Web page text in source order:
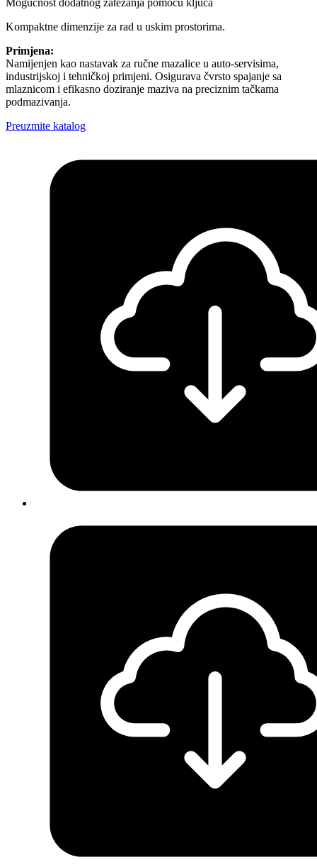
Mogućnost dodatnog zatezanja pomoću ključa
Kompaktne dimenzije za rad u uskim prostorima.
Primjena:
Namijenjen kao nastavak za ručne mazalice u auto-servisima,
industrijskoj i tehničkoj primjeni. Osigurava čvrsto spajanje sa
mlaznicom i efikasno doziranje maziva na preciznim tačkama
podmazivanja.
Preuzmite katalog